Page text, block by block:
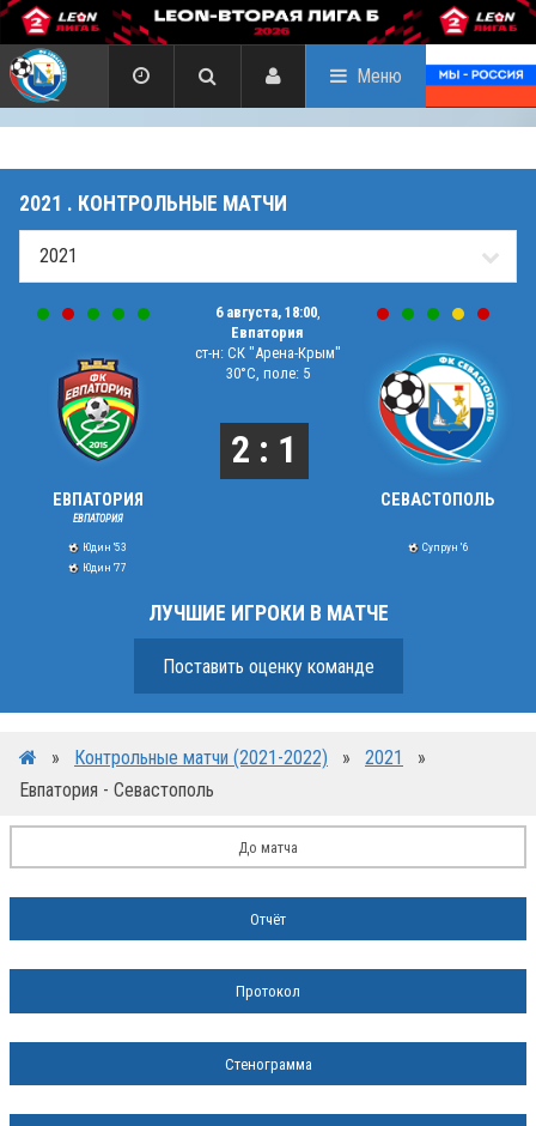
Меню
2021 . КОНТРОЛЬНЫЕ МАТЧИ
ЕВПАТОРИЯ
ЕВПАТОРИЯ
Юдин '53
Юдин '77
6 августа, 18:00,
Евпатория
ст-н: СК "Арена-Крым"
30°C, поле: 5
2 : 1
СЕВАСТОПОЛЬ
Супрун '6
ЛУЧШИЕ ИГРОКИ В МАТЧЕ
Поставить оценку команде
» Контрольные матчи (2021-2022) » 2021
»
Евпатория - Севастополь
До матча
Отчёт
Протокол
Стенограмма